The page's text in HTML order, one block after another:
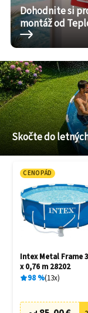
Dohodnite si
montáž od
Skočte do
CENOPÁD
Intex Metal Frame
x 0,76 m 28202
98% 13x